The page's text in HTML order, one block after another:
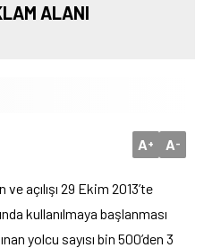
ALANI
A+ A-
açılışı 29 Ekim 2013’te
kullanılmaya başlanması
yolcu sayısı bin 500’den 3